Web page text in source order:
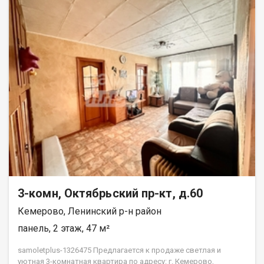
3-комн, Октябрьский пр-кт, д.60
Кемерово, Ленинский р-н район
панель, 2 этаж, 47 м²
samoletplus-1326475 Предлагается к продаже светлая и
уютная 3-комнатная квартира по адресу: г. Кемерово,